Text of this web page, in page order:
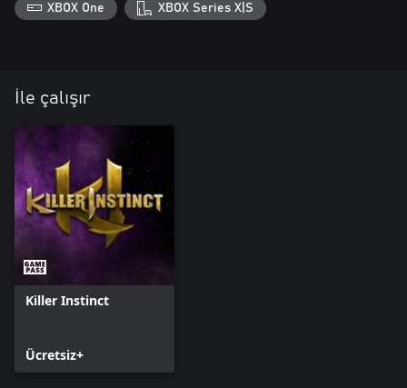
XBOX One XBOX Series X|S
İle çalışır
Killer Instinct
Ücretsiz+